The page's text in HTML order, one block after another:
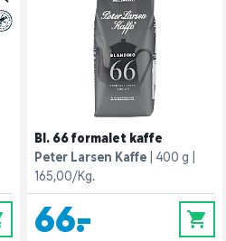
Bl. 66 formalet kaffe
Peter Larsen Kaffe
400 g
165,00/Kg.
66,- 0